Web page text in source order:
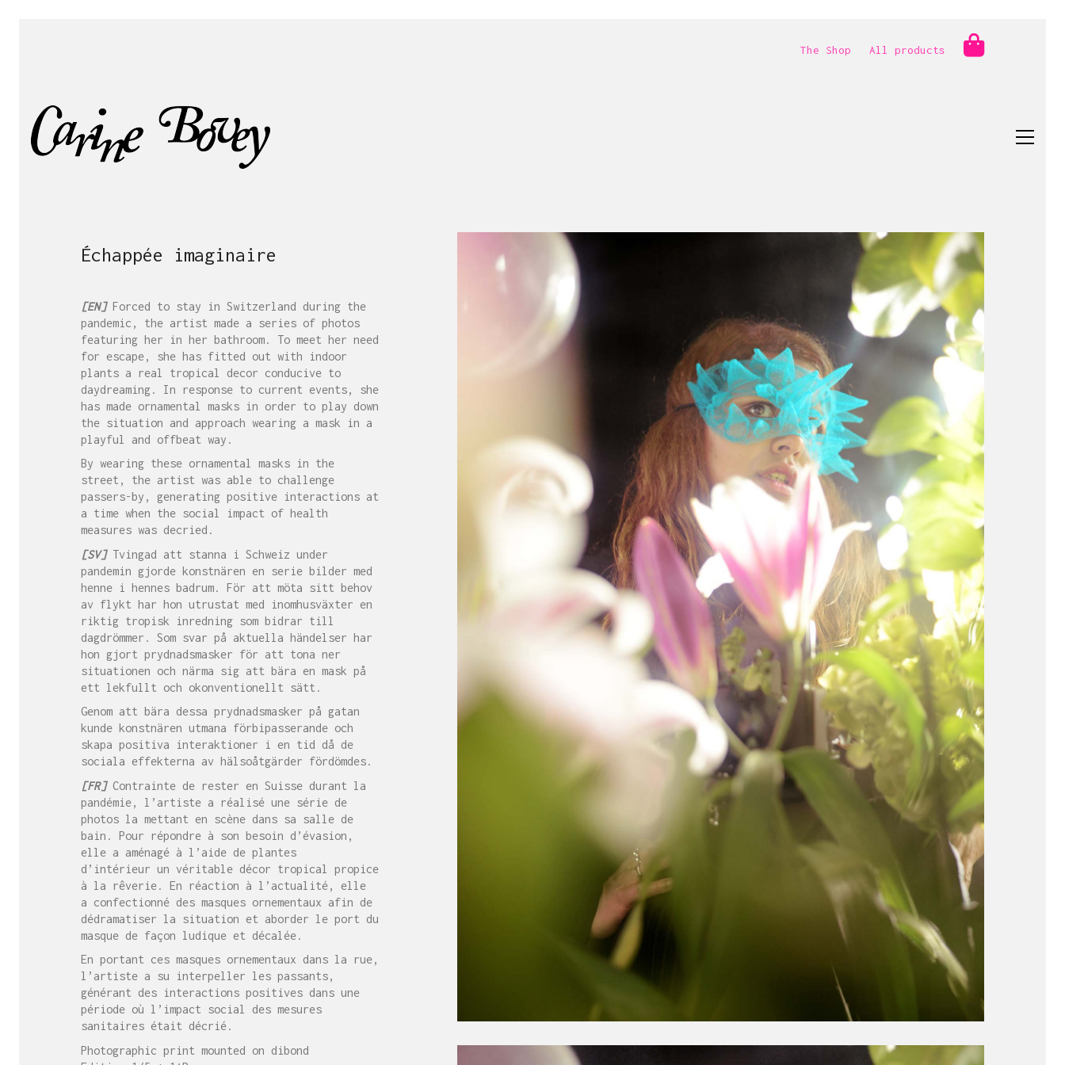
The Shop All products
Échappée imaginaire
[EN]Forced to stay in Switzerland during the
pandemic, the artist made a series of photos
featuring her in her bathroom. To meet her need
for escape, she has fitted out with indoor
plants a real tropical decor conducive to
daydreaming. In response to current events, she
has made ornamental masks in order to play down
the situation and approach wearing a mask in a
playful and offbeat way.
By wearing these ornamental masks in the
street, the artist was able to challenge
passers-by, generating positive interactions at
a time when the social impact of health
measures was decried.
[SV]Tvingad att stanna i Schweiz under
pandemin gjorde konstnären en serie bilder med
henne i hennes badrum. För att möta sitt behov
av flykt har hon utrustat med inomhusväxter en
riktig tropisk inredning som bidrar till
dagdrömmer. Som svar på aktuella händelser har
hon gjort prydnadsmasker för att tona ner
situationen och närma sig att bära en mask på
ett lekfullt och okonventionellt sätt.
Genom att bära dessa prydnadsmasker på gatan
kunde konstnären utmana förbipasserande och
skapa positiva interaktioner i en tid då de
sociala effekterna av hälsoåtgärder fördömdes.
[FR] Contrainte de rester en Suisse durant la
pandémie, l’artiste a réalisé une série de
photos la mettant en scène dans sa salle de
bain. Pour répondre à son besoin d’évasion,
elle a aménagé à l’aide de plantes
d’intérieur un véritable décor tropical propice
à la rêverie. En réaction à l’actualité, elle
a confectionné des masques ornementaux afin de
dédramatiser la situation et aborder le port du
masque de façon ludique et décalée.
En portant ces masques ornementaux dans la rue,
l’artiste a su interpeller les passants,
générant des interactions positives dans une
période où l’impact social des mesures
sanitaires était décrié.
Photographic print mounted on dibond